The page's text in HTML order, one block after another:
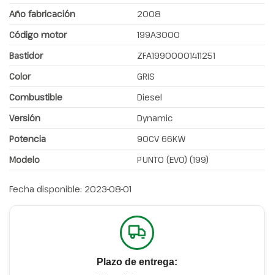
Año fabricación
2008
Código motor
199A3000
Bastidor
ZFA19900001411251
Color
GRIS
Combustible
Diesel
Versión
Dynamic
Potencia
90CV 66KW
Modelo
PUNTO (EVO) (199)
Fecha disponible: 2023-08-01
Plazo de entrega: